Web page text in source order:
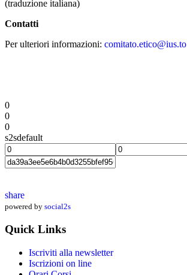
(traduzione italiana)
Contatti
Per ulteriori informazioni: comitato.etico@ius.to
0
0
0
s2sdefault
share
powered by social2s
Quick Links
Iscriviti alla newsletter
Iscrizioni on line